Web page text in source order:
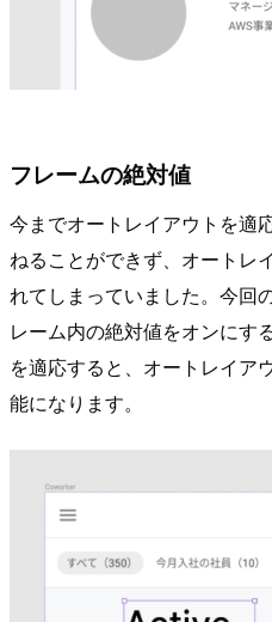
フレームの絶対値
今までオートレイアウトを適
ねることができず、オートレ
れてしまっていました。今回
レーム内の絶対値をオンにす
を適応すると、オートレイア
能になります。